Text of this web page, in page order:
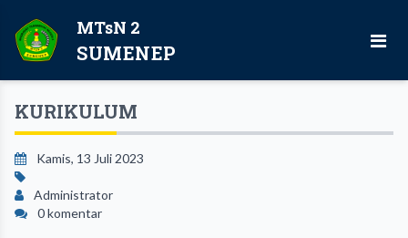
MTsN 2
SUMENEP
KURIKULUM
Kamis, 13 Juli 2023
Administrator
0 komentar